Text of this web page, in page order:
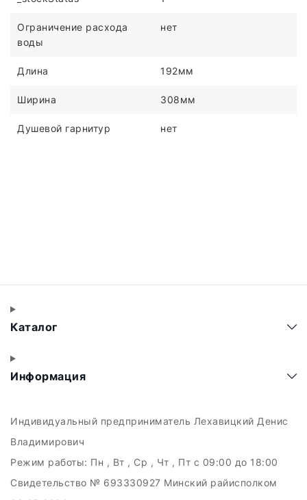
Ограничение расхода
воды
нет
Длина 192мм
Ширина 308мм
Душевой гарнитур нет
Каталог
Информация
Индивидуальный предприниматель Лехавицкий Денис
Владимирович
Режим работы: Пн , Вт , Ср , Чт , Пт c 09:00 до 18:00
Свидетельство № 693330927 Минский райисполком